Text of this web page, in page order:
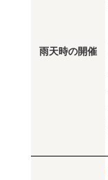
雨天時の開催